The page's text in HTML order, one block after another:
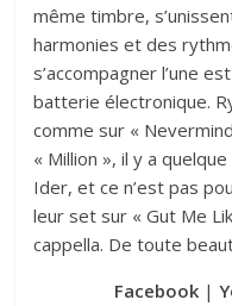
même timbre,
harmonies et des
s’accompagner l’une
batterie électronique.
comme sur «
« Million », il y a
Ider, et ce n’est pas
leur set sur « Gut Me
cappella. De toute
Facebook |